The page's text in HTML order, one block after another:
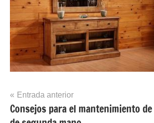
Navegación
de
Entrada anterior
Consejos para el mantenimiento